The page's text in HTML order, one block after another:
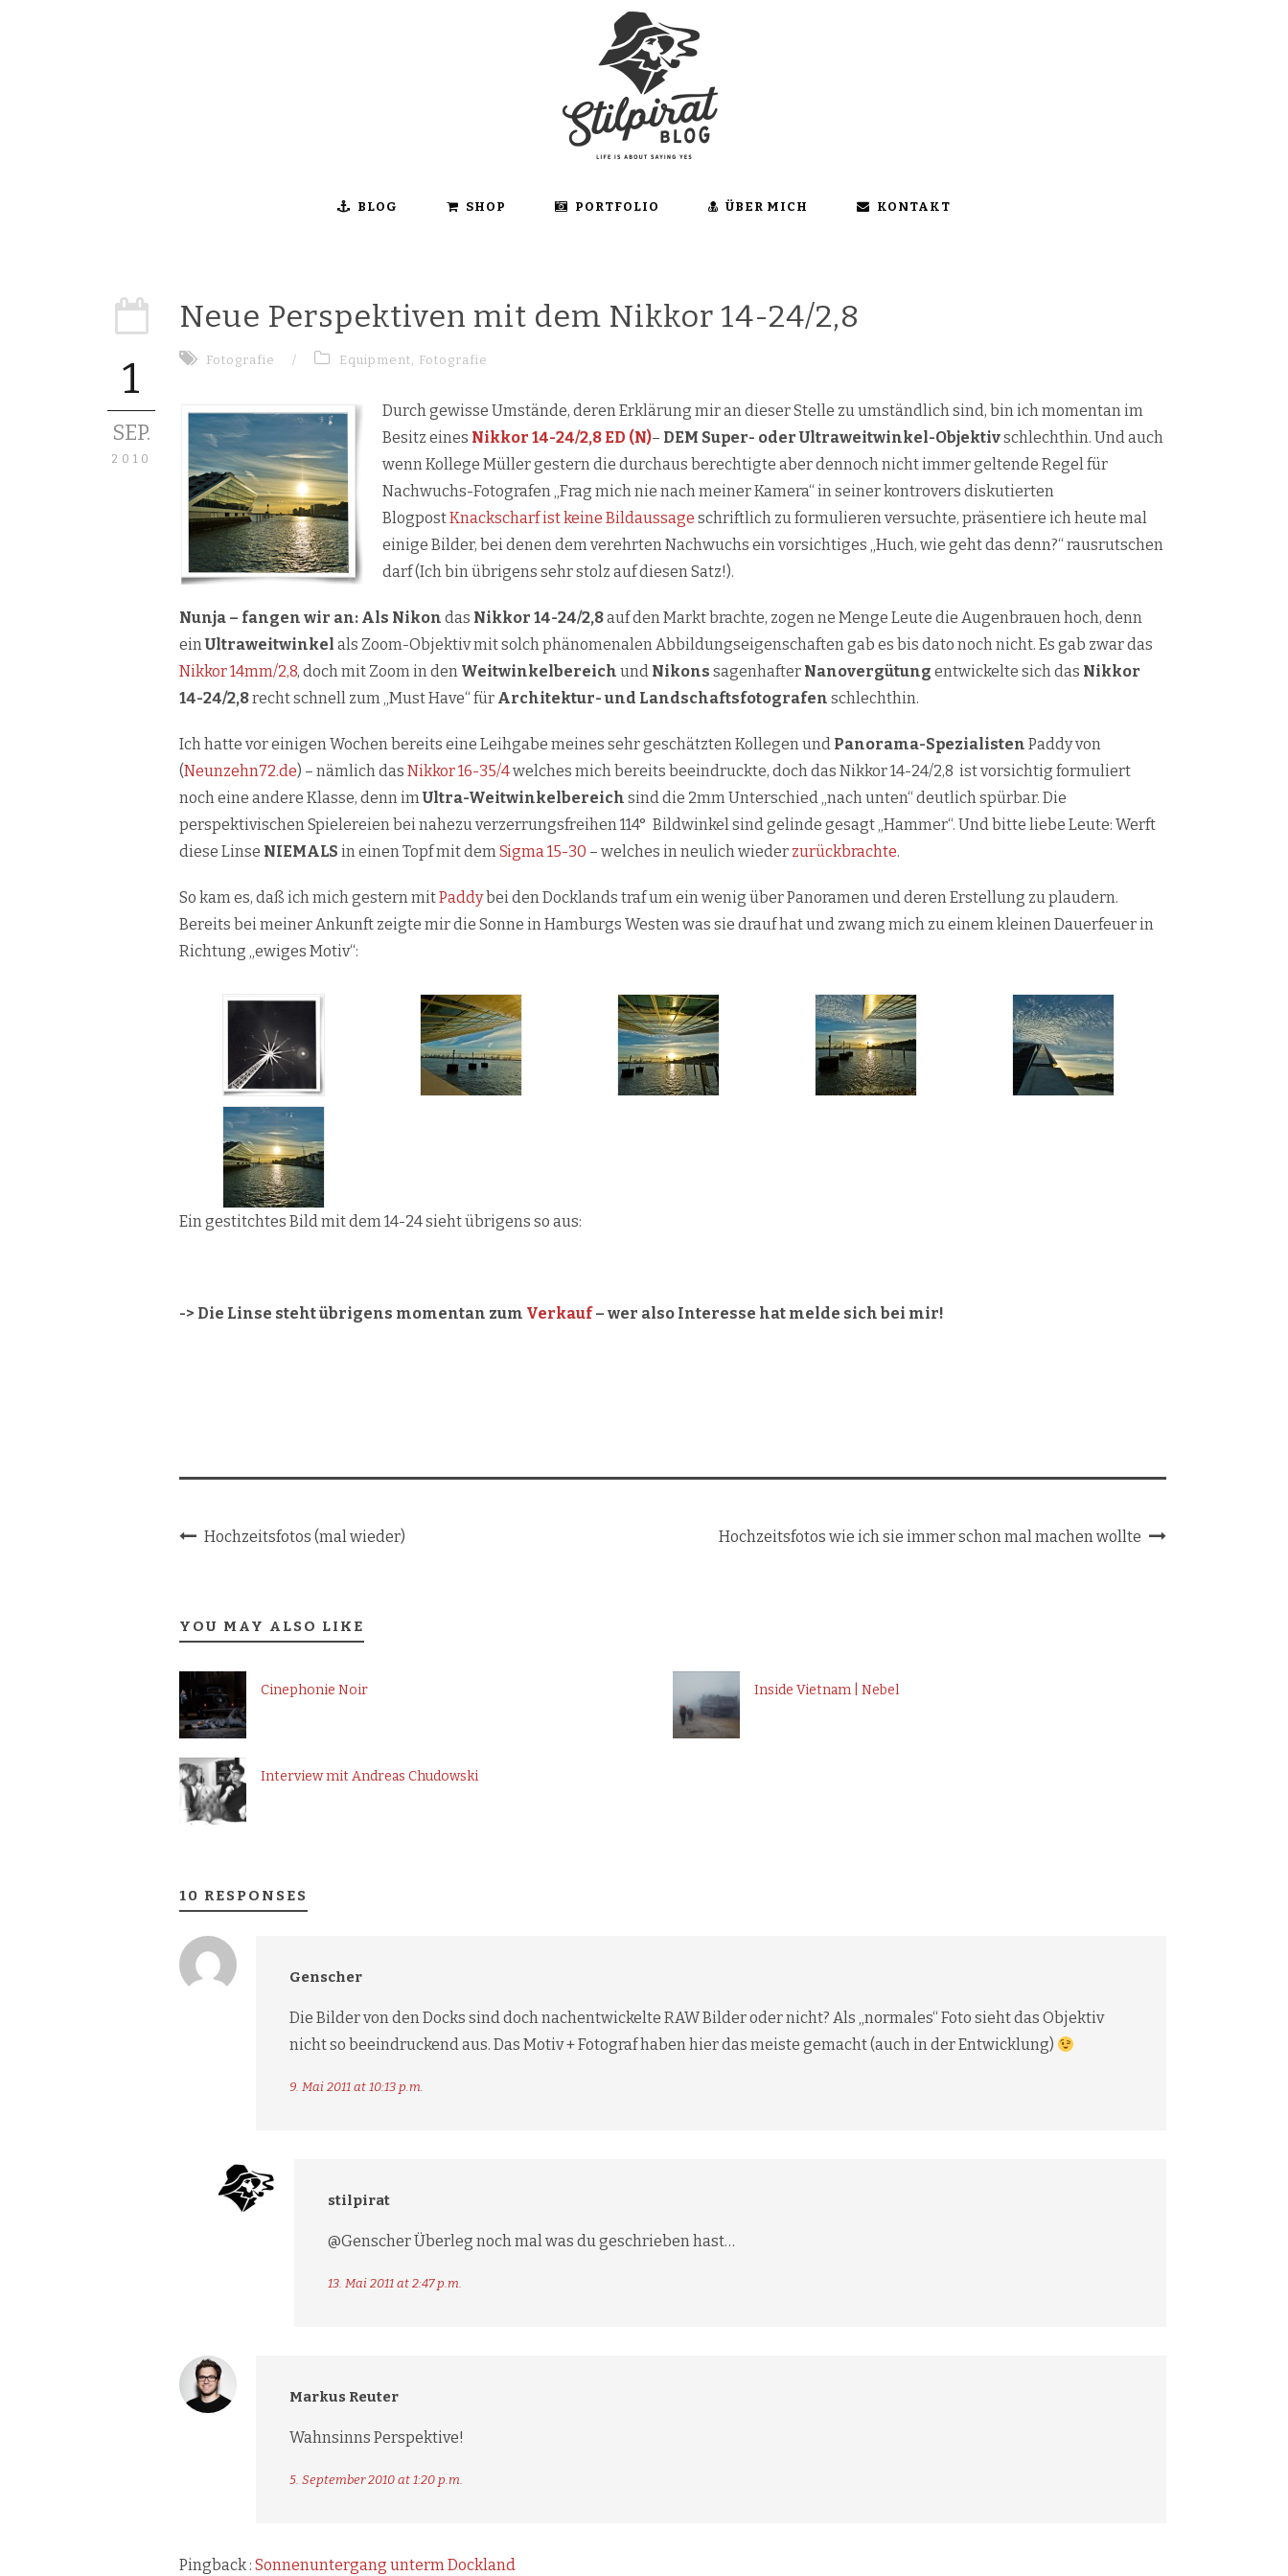
BLOG SHOP PORTFOLIO ÜBER MICH KONTAKT
1
SEP.
2010
Neue Perspektiven mit dem Nikkor 14-24/2,8
Fotografie / Equipment, Fotografie
Durch gewisse Umstände, deren Erklärung mir an dieser Stelle zu umständlich sind, bin ich momentan im
Besitz eines Nikkor 14-24/2,8 ED (N)– DEM Super- oder Ultraweitwinkel-Objektivschlechthin. Und auch
wenn Kollege Müller gestern die durchaus berechtigte aber dennoch nicht immer geltende Regel für
Nachwuchs-Fotografen „Frag mich nie nach meiner Kamera“ in seiner kontrovers diskutierten
BlogpostKnackscharf ist keine Bildaussage schriftlich zu formulieren versuchte, präsentiere ich heute mal
einige Bilder, bei denen dem verehrten Nachwuchs ein vorsichtiges „Huch, wie geht das denn?“ rausrutschen
darf (Ich bin übrigens sehr stolz auf diesen Satz!).
Nunja – fangen wir an: Als Nikon das Nikkor 14-24/2,8auf den Markt brachte, zogen ne Menge Leute die Augenbrauen hoch, denn
einUltraweitwinkel als Zoom-Objektiv mit solch phänomenalen Abbildungseigenschaften gab es bis dato noch nicht. Es gab zwar das
Nikkor 14mm/2,8, doch mit Zoom in den Weitwinkelbereich und Nikons sagenhafter Nanovergütung entwickelte sich das Nikkor
14-24/2,8recht schnell zum „Must Have“ für Architektur- und Landschaftsfotografen schlechthin.
Ich hatte vor einigen Wochen bereits eine Leihgabe meines sehr geschätzten Kollegen und Panorama-Spezialisten Paddy von
(Neunzehn72.de) – nämlich das Nikkor 16-35/4welches mich bereits beeindruckte, doch das Nikkor 14-24/2,8 ist vorsichtig formuliert
noch eine andere Klasse, denn imUltra-Weitwinkelbereich sind die 2mm Unterschied „nach unten“ deutlich spürbar. Die
perspektivischen Spielereien bei nahezu verzerrungsfreihen 114° Bildwinkel sind gelinde gesagt „Hammer“. Und bitte liebe Leute: Werft
diese Linse NIEMALS in einen Topf mit demSigma 15-30 – welches in neulich wieder zurückbrachte.
So kam es, daß ich mich gestern mitPaddybei den Docklands traf um ein wenig über Panoramen und deren Erstellung zu plaudern.
Bereits bei meiner Ankunft zeigte mir die Sonne in Hamburgs Westen was sie drauf hat und zwang mich zu einem kleinen Dauerfeuer in
Richtung „ewiges Motiv“:
Ein gestitchtes Bild mit dem 14-24 sieht übrigens so aus:
-> Die Linse steht übrigens momentan zum Verkauf– wer also Interesse hat melde sich bei mir!
Hochzeitsfotos (mal wieder) Hochzeitsfotos wie ich sie immer schon mal machen wollte
YOU MAY ALSO LIKE
Cinephonie Noir Inside Vietnam | Nebel
Interview mit Andreas Chudowski
10 RESPONSES
Genscher
Die Bilder von den Docks sind doch nachentwickelte RAW Bilder oder nicht? Als „normales“ Foto sieht das Objektiv
nicht so beeindruckend aus. Das Motiv + Fotograf haben hier das meiste gemacht (auch in der Entwicklung)
9. Mai 2011 at 10:13 p.m.
stilpirat
@Genscher Überleg noch mal was du geschrieben hast…
13. Mai 2011 at 2:47 p.m.
Markus Reuter
Wahnsinns Perspektive!
5. September 2010 at 1:20 p.m.
Pingback : Sonnenuntergang unterm Dockland